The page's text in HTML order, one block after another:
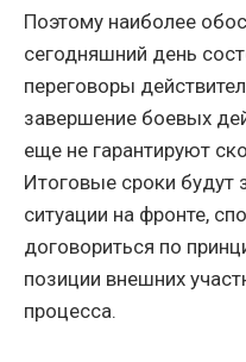
Поэтому наиболее
сегодняшний день
переговоры
завершение боевых
еще не гарантируют
Итоговые сроки будут
ситуации на фронте,
договориться по
позиции внешних
процесса.